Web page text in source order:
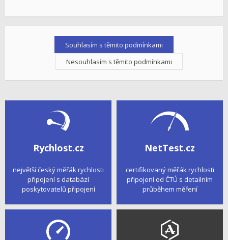
Rychlost.cz
největší český měřák rychlosti
připojení s databází
poskytovatelů připojení
NetTest.cz
certifikovaný měřák rychlosti
připojení od ČTÚ s detailním
průběhem měření